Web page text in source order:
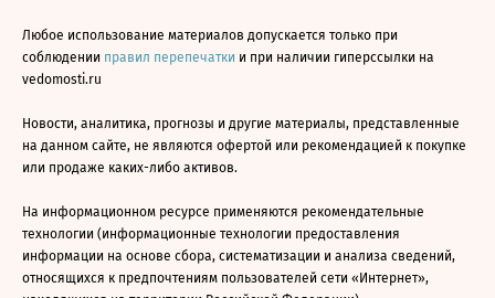
Любое использование материалов допускается только при
соблюдении правил перепечатки и при наличии гиперссылки на
vedomosti.ru
Новости, аналитика, прогнозы и другие материалы, представленные
на данном сайте, не являются офертой или рекомендацией к покупке
или продаже каких-либо активов.
На информационном ресурсе применяются рекомендательные
технологии (информационные технологии предоставления
информации на основе сбора, систематизации и анализа сведений,
относящихся к предпочтениям пользователей сети «Интернет»,